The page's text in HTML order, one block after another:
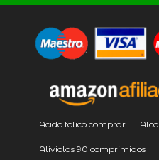
Acido folico comprar
Aliviolas 90 comprimidos